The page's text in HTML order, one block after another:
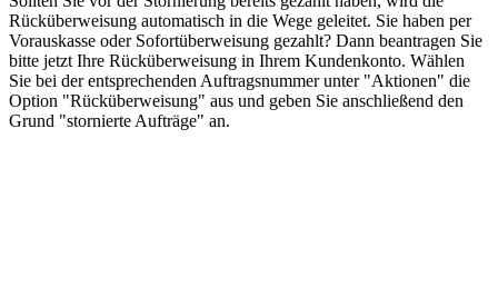
Rücküberweisung automatisch in die Wege geleitet. Sie haben per
Vorauskasse oder Sofortüberweisung gezahlt? Dann beantragen Sie
bitte jetzt Ihre Rücküberweisung in Ihrem Kundenkonto. Wählen
Sie bei der entsprechenden Auftragsnummer unter "Aktionen" die
Option "Rücküberweisung" aus und geben Sie anschließend den
Grund "stornierte Aufträge" an.